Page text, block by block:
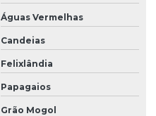
Águas Vermelhas
Candeias
Felixlândia
Papagaios
Grão Mogol